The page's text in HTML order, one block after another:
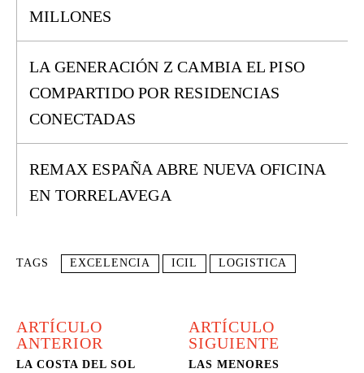
MILLONES
LA GENERACIÓN Z CAMBIA EL PISO
COMPARTIDO POR RESIDENCIAS
CONECTADAS
REMAX ESPAÑA ABRE NUEVA OFICINA
EN TORRELAVEGA
TAGS EXCELENCIA ICIL LOGISTICA
ARTÍCULO
ANTERIOR
LA COSTA DEL SOL
ARTÍCULO
SIGUIENTE
LAS MENORES